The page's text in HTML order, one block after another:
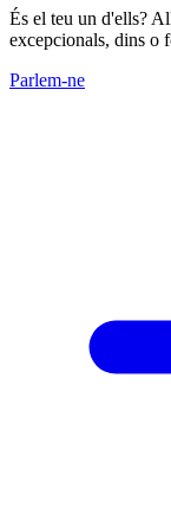
És el teu un d'ells?
excepcionals, dins o
Parlem-ne